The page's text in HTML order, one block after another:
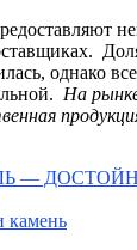
однако
На
—
камень